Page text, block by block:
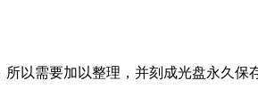
以需要加以整理，并刻成光盘永久保